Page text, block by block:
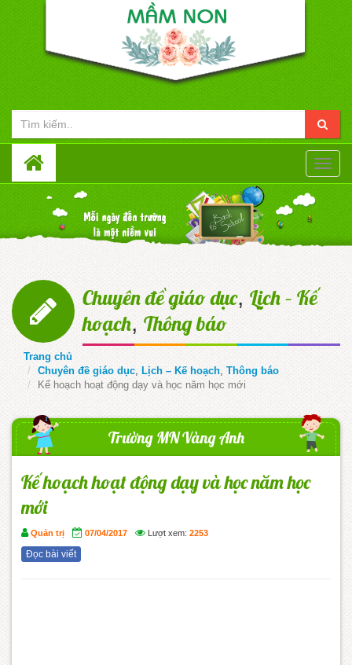
Toggle
Chuyên đề giáo dục, Lịch – Kế
hoạch, Thông báo
Trang chủ
Chuyên đề giáo dục Lịch – Kế hoạch Thông báo
Kế hoạch hoạt động dạy và học năm học mới
Trường MN Vàng Anh
Kế hoạch hoạt động dạy và học năm học
mới
Quản trị 07/04/2017 Lượt xem: 2253
Đọc bài viết